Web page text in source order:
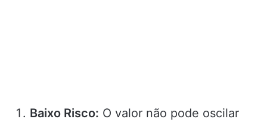
Baixo Risco: O valor não pode oscilar